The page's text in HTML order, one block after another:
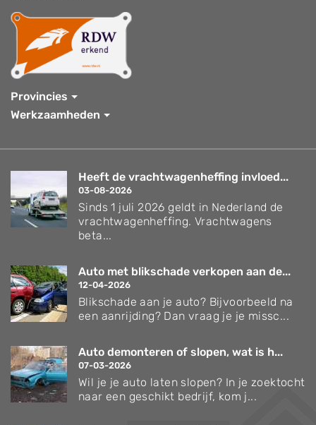
Provincies
Werkzaamheden
Heeft de vrachtwagenheffing invloed...
03-08-2026
Sinds 1 juli 2026 geldt in Nederland de
vrachtwagenheffing. Vrachtwagens
beta...
Auto met blikschade verkopen aan de...
12-04-2026
Blikschade aan je auto? Bijvoorbeeld na
een aanrijding? Dan vraag je je missc...
Auto demonteren of slopen, wat is h...
07-03-2026
Wil je je auto laten slopen? In je zoektocht
naar een geschikt bedrijf, kom j...